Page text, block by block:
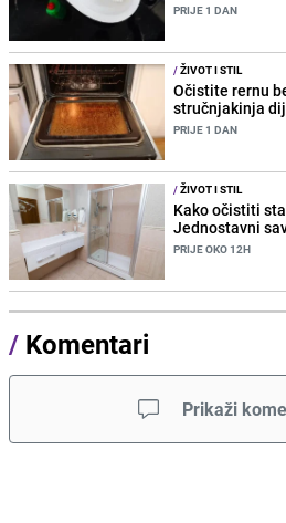
PRIJE 1 DAN
/ŽIVOT I STIL
Očistite rernu
stručnjakinja
PRIJE 1 DAN
/ŽIVOT I STIL
Kako očistiti
Jednostavni
PRIJE OKO 12H
/ Komentari
Prikaži